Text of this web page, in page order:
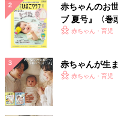
赤ちゃんのお
ブ 夏号』〈巻
く！ おっぱい
赤ちゃん・育児
赤ちゃんが生
赤ちゃん・育児